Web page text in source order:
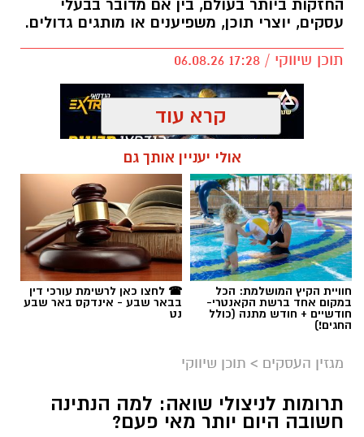
החזקות ביותר בעולם, בין אם מדובר בבעלי
עסקים, יוצרי תוכן, משפיענים או מותגים גדולים.
תוכן שיווקי / 17:28 06.08.26
תגים:קניית עוקבים באינסטגרם
קרא עוד
אולי יעניין אותך גם
חוויית הקיץ המושלמת: הכל
במקום אחד ברשת הקאנטרי-
חודשיים + חודש מתנה (כולל
החגים!)
☎ לחצו כאן לרשימת עורכי דין
בבאר שבע - אינדקס באר שבע
נט
מגזין העסקים > תוכן שיווקי
תרומות לניצולי שואה: למה הנתינה
חשובה היום יותר מאי פעם?